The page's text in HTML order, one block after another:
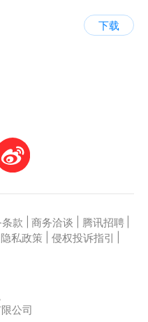
下载
款 商务洽谈 腾讯招聘
隐私政策 侵权投诉指引
公司